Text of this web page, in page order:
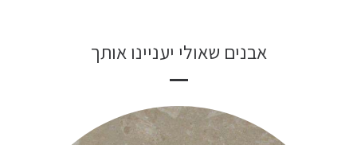
אבנים שאולי יעניינו אותך